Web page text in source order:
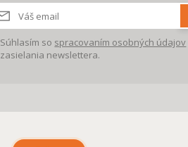
Súhlasím so spracovaním osobných údajov
zasielania newslettera.